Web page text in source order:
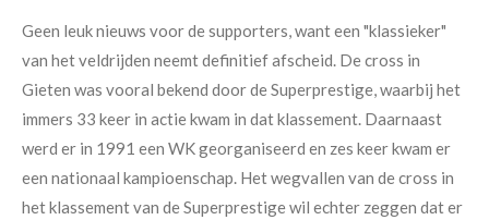
Geen leuk nieuws voor de supporters, want een "klassieker"
van het veldrijden neemt definitief afscheid. De cross in
Gieten was vooral bekend door de Superprestige, waarbij het
immers 33 keer in actie kwam in dat klassement. Daarnaast
werd er in 1991 een WK georganiseerd en zes keer kwam er
een nationaal kampioenschap. Het wegvallen van de cross in
het klassement van de Superprestige wil echter zeggen dat er